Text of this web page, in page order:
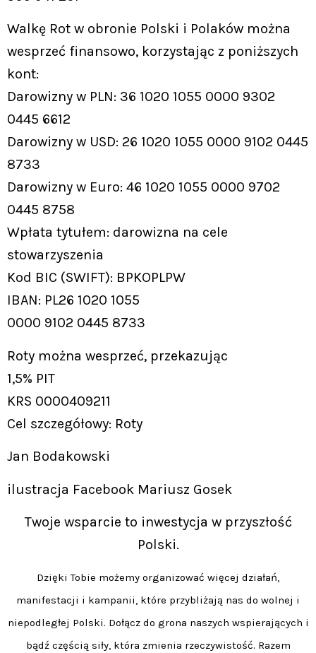
Walkę Rot w obronie Polski i Polaków można
wesprzeć finansowo, korzystając z poniższych
kont:
Darowizny w PLN: 36 1020 1055 0000 9302
0445 6612
Darowizny w USD: 26 1020 1055 0000 9102 0445
8733
Darowizny w Euro: 46 1020 1055 0000 9702
0445 8758
Wpłata tytułem: darowizna na cele
stowarzyszenia
Kod BIC (SWIFT): BPKOPLPW
IBAN: PL26 1020 1055
0000 9102 0445 8733
Roty można wesprzeć, przekazując
1,5% PIT
KRS 0000409211
Cel szczegółowy: Roty
Jan Bodakowski
ilustracja Facebook Mariusz Gosek
Twoje wsparcie to inwestycja w przyszłość
Polski.
Dzięki Tobie możemy organizować więcej działań,
manifestacji i kampanii, które przybliżają nas do wolnej i
niepodległej Polski. Dołącz do grona naszych wspierających i
bądź częścią siły, która zmienia rzeczywistość. Razem